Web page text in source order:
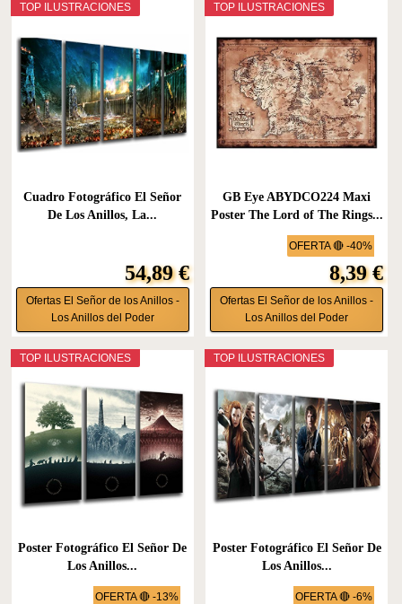
TOP ILUSTRACIONES
Cuadro Fotográfico El Señor
De Los Anillos, La...
54,89 €
Ofertas El Señor de los Anillos -
Los Anillos del Poder
OFERTA 🔴 -40%
TOP ILUSTRACIONES
GB Eye ABYDCO224 Maxi
Poster The Lord of The Rings...
8,39 €
Ofertas El Señor de los Anillos -
Los Anillos del Poder
OFERTA 🔴 -13%
TOP ILUSTRACIONES
Poster Fotográfico El Señor De
Los Anillos...
OFERTA 🔴 -6%
TOP ILUSTRACIONES
Poster Fotográfico El Señor De
Los Anillos...